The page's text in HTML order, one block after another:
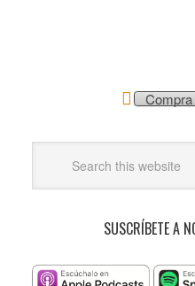
SUSCRÍBETE A